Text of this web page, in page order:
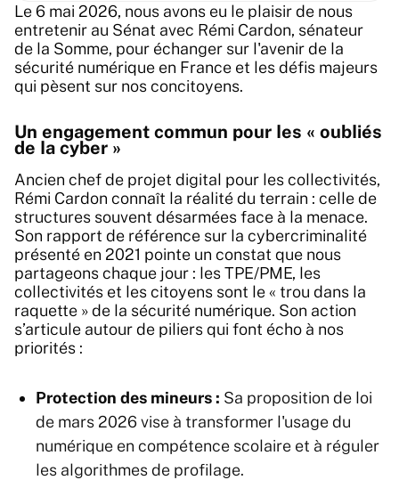
Le 6 mai 2026, nous avons eu le plaisir de nous
entretenir au Sénat avec Rémi Cardon, sénateur
de la Somme, pour échanger sur l'avenir de la
sécurité numérique en France et les défis majeurs
qui pèsent sur nos concitoyens.
Un engagement commun pour les « oubliés
de la cyber »
Ancien chef de projet digital pour les collectivités,
Rémi Cardon connaît la réalité du terrain : celle de
structures souvent désarmées face à la menace.
Son rapport de référence sur la cybercriminalité
présenté en 2021 pointe un constat que nous
partageons chaque jour : les TPE/PME, les
collectivités et les citoyens sont le « trou dans la
raquette » de la sécurité numérique. Son action
s’articule autour de piliers qui font écho à nos
priorités :
Protection des mineurs : Sa proposition de loi
de mars 2026 vise à transformer l'usage du
numérique en compétence scolaire et à réguler
les algorithmes de profilage.